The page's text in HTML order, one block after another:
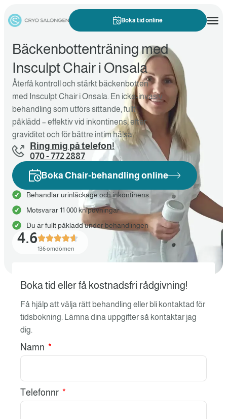
Boka tid online
Bäckenbottenträning med
Insculpt Chair i Onsala
Återfå kontroll och stärkt bäckenbotten
med Insculpt Chair i Onsala. En icke-invasiv
behandling som utförs sittande, fullt
påklädd – effektiv vid inkontinens, efter
graviditet och för bättre intim hälsa.
Behandlar urinläckage och inkontinens
Motsvarar 11 000 knipövningar
Du är fullt påklädd under behandlingen
Ring mig på telefon!
070 - 772 2887
Boka Chair-behandling online
4.6
136 omdömen
Boka tid eller få kostnadsfri rådgivning!
Få hjälp att välja rätt behandling eller bli kontaktad för
tidsbokning. Lämna dina uppgifter så kontaktar jag
dig.
Namn
Telefonnr